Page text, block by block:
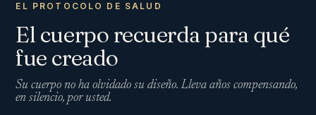
EL PROTOCOLO DE SALUD
El cuerpo recuerda para qué
fue creado
Su cuerpo no ha olvidado su diseño. Lleva años compensando,
en silencio, por usted.